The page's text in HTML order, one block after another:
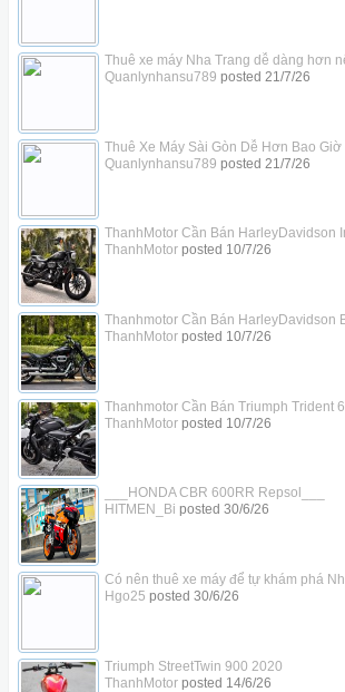
Thuê xe máy Nha Trang dễ dàng hơn
Quanlynhansu789 posted 21/7/26
Thuê Xe Máy Sài Gòn Dễ Hơn Bao Giờ
Quanlynhansu789 posted 21/7/26
ThanhMotor Cần Bán HarleyDavidson
ThanhMotorposted 10/7/26
Thanhmotor Cần Bán HarleyDavidson
ThanhMotorposted 10/7/26
Thanhmotor Cần Bán Triumph Trident
ThanhMotorposted 10/7/26
___HONDA CBR 600RR Repsol___
HITMEN_Bi posted 30/6/26
Có nên thuê xe máy để tự khám phá
Hgo25 posted 30/6/26
Triumph StreetTwin 900 2020
ThanhMotorposted 14/6/26